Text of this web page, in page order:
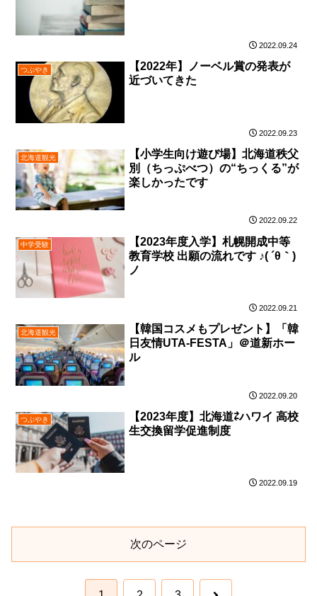
2022.09.24
つぶやき
【2022年】ノーベル賞の発表が
近づいてきた
2022.09.23
北海道観光
【小学生向け遊び場】北海道秩父
別（ちっぷべつ）の“ちっくる”が
楽しかったです
2022.09.22
中学受験
【2023年度入学】札幌開成中等
教育学校 出願の流れです ♪( ´θ｀)
ノ
2022.09.21
北海道観光
【韓国コスメもプレゼント】「韓
日友情UTA-FESTA」＠道新ホー
ル
2022.09.20
つぶやき
【2023年度】北海道⇄ハワイ 高校
生交換留学促進制度
2022.09.19
次のページ